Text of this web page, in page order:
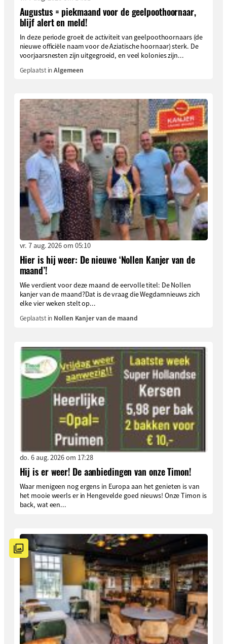
Augustus = piekmaand voor de geelpoothoornaar,
blijf alert en meld!
In deze periode groeit de activiteit van geelpoothoornaars (de
nieuwe officiële naam voor de Aziatische hoornaar) sterk. De
voorjaarsnesten zijn uitgegroeid, en veel kolonies zijn...
Geplaatst inAlgemeen
vr. 7 aug. 2026 om 05:10
Hier is hij weer: De nieuwe ‘Nollen Kanjer van de
maand’!
Wie verdient voor deze maand de eervolle titel: De Nollen
kanjer van de maand?Dat is de vraag die Wegdamnieuws zich
elke vier weken stelt op...
Geplaatst in Nollen Kanjer van de maand
do. 6 aug. 2026 om 17:28
Hij is er weer! De aanbiedingen van onze Timon!
Waar menigeen nog ergens in Europa aan het genieten is van
het mooie weerIs er in Hengevelde goed nieuws! Onze Timon is
back, wat een...